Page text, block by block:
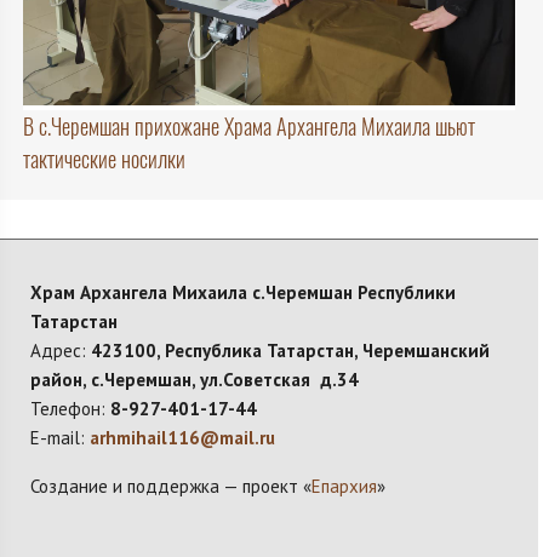
В с.Черемшан прихожане Храма Архангела Михаила шьют
тактические носилки
Храм Архангела Михаила с.Черемшан Республики
Татарстан
Адрес: 423100, Республика Татарстан, Черемшанский
район, с.Черемшан, ул.Советская д.34
Телефон: 8-927-401-17-44
E-mail: arhmihail116@mail.ru
Создание и поддержка — проект «Епархия»